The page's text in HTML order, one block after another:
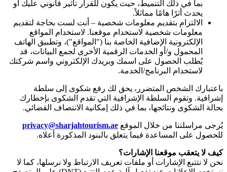
بما في ذلك التنميط، حيث يكون للقرار تأثير قانوني عليك أو
يحدث أثرًا هامًا مماثلاً.
الالتزام بتقديم معلومات شخصية – أنت لست بحاجة لتقديم
معلومات شخصية لاستخدام موقعنا. لاستخدام المواقع
الإلكترونية الإضافية الخاصة بنا ("المواقع")، وتطبيق الهاتف
المحمول و/أو الخدمات الرقمية الأخرى لجمع البيانات، قد
يُطلب الحصول على اسمك وبريدك الإلكتروني واسم شركتك
لاستخدام البرنامج/الخدمة.
باعتبارك الشخص المتضرر، يحق لك رفع شكوى إلى سلطة
إشرافية. وتقوم السلطة الإشرافية التي تقدم الشكوى بإخطارك
بحالة الشكوى ونتائجها، بما في ذلك إمكانية الانتصاف القضائي.
يُرجى مراسلتنا من خلال الموقع privacy@sharjahtourism.ae
للحصول على المساعدة فيما يتعلق بالبنود المذكورة أعلاه.
كيف لا يتعقب موقعنا الإشارات؟
نحن لا نتتبع الإشارات أو ملفات تعريف الارتباط ولا نرسلها، كما لا